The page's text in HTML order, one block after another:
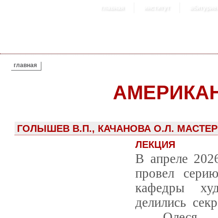
главная институт
ВЫ ЗДЕСЬ
главная
ГОЛЫШЕВ В.П., КАЧАНОВА О.Л.
ЛЕКЦИЯ
В апреле
провел
кафедры
делились